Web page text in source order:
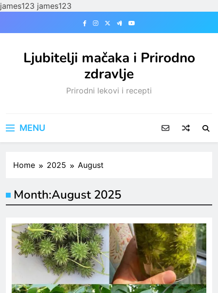
james123 james123
Ljubitelji mačaka i Prirodno
zdravlje
Prirodni lekovi i recepti
MENU
Home 2025 August
Month:August 2025